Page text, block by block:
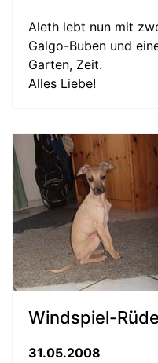
Aleth lebt nun mit
Galgo-Buben und
Garten, Zeit.
Alles Liebe!
Windspiel-
31.05.2008